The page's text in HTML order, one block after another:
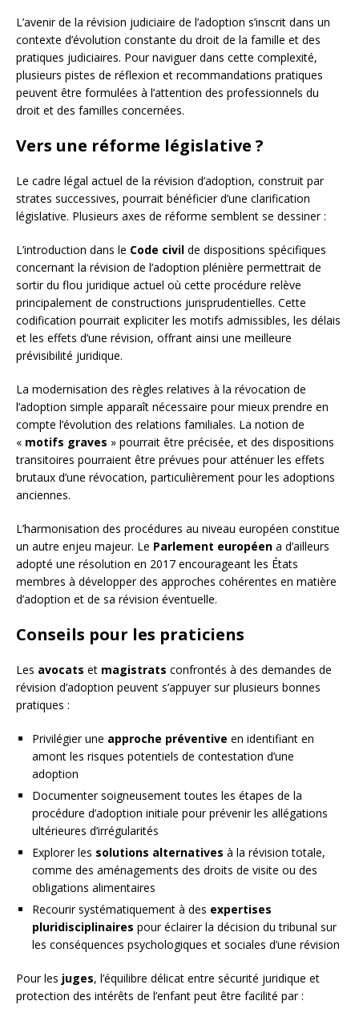
L’avenir de la révision judiciaire de l’adoption s’inscrit dans un
contexte d’évolution constante du droit de la famille et des
pratiques judiciaires. Pour naviguer dans cette complexité,
plusieurs pistes de réflexion et recommandations pratiques
peuvent être formulées à l’attention des professionnels du
droit et des familles concernées.
Vers une réforme législative ?
Le cadre légal actuel de la révision d’adoption, construit par
strates successives, pourrait bénéficier d’une clarification
législative. Plusieurs axes de réforme semblent se dessiner :
L’introduction dans le Code civil de dispositions spécifiques
concernant la révision de l’adoption plénière permettrait de
sortir du flou juridique actuel où cette procédure relève
principalement de constructions jurisprudentielles. Cette
codification pourrait expliciter les motifs admissibles, les délais
et les effets d’une révision, offrant ainsi une meilleure
prévisibilité juridique.
La modernisation des règles relatives à la révocation de
l’adoption simple apparaît nécessaire pour mieux prendre en
compte l’évolution des relations familiales. La notion de
« motifs graves » pourrait être précisée, et des dispositions
transitoires pourraient être prévues pour atténuer les effets
brutaux d’une révocation, particulièrement pour les adoptions
anciennes.
L’harmonisation des procédures au niveau européen constitue
un autre enjeu majeur. Le Parlement européen a d’ailleurs
adopté une résolution en 2017 encourageant les États
membres à développer des approches cohérentes en matière
d’adoption et de sa révision éventuelle.
Conseils pour les praticiens
Les avocats et magistrats confrontés à des demandes de
révision d’adoption peuvent s’appuyer sur plusieurs bonnes
pratiques :
Privilégier une approche préventive en identifiant en
amont les risques potentiels de contestation d’une
adoption
Documenter soigneusement toutes les étapes de la
procédure d’adoption initiale pour prévenir les allégations
ultérieures d’irrégularités
Explorer les solutions alternatives à la révision totale,
comme des aménagements des droits de visite ou des
obligations alimentaires
Recourir systématiquement à des expertises
pluridisciplinaires pour éclairer la décision du tribunal sur
les conséquences psychologiques et sociales d’une révision
Pour les juges, l’équilibre délicat entre sécurité juridique et
protection des intérêts de l’enfant peut être facilité par :